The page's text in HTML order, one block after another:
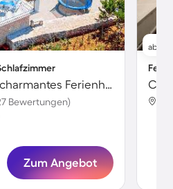
Kinderfreundliches charmantes Ferienhaus mit Whirlpool, Grill und Garten | Haustierfreundlich
Bewertungen)
Zum Angebot
ab